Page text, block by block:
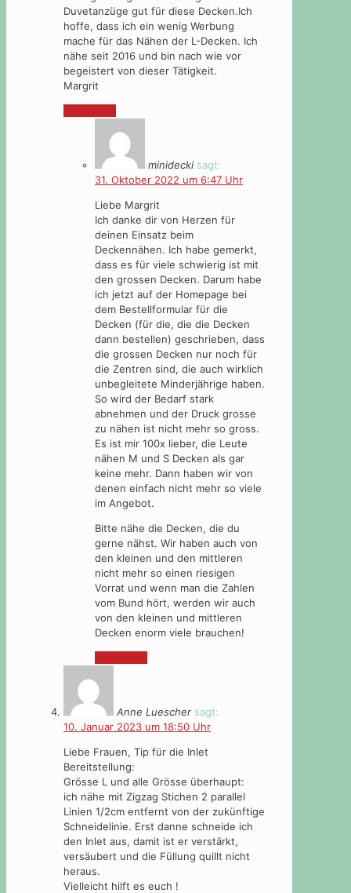
Duvetanzüge gut für diese Decken.Ich
hoffe, dass ich ein wenig Werbung
mache für das Nähen der L-Decken. Ich
nähe seit 2016 und bin nach wie vor
begeistert von dieser Tätigkeit.
Margrit
minidecki sagt:
31. Oktober 2022 um 6:47 Uhr
Liebe Margrit
Ich danke dir von Herzen für
deinen Einsatz beim
Deckennähen. Ich habe gemerkt,
dass es für viele schwierig ist mit
den grossen Decken. Darum habe
ich jetzt auf der Homepage bei
dem Bestellformular für die
Decken (für die, die die Decken
dann bestellen) geschrieben, dass
die grossen Decken nur noch für
die Zentren sind, die auch wirklich
unbegleitete Minderjährige haben.
So wird der Bedarf stark
abnehmen und der Druck grosse
zu nähen ist nicht mehr so gross.
Es ist mir 100x lieber, die Leute
nähen M und S Decken als gar
keine mehr. Dann haben wir von
denen einfach nicht mehr so viele
im Angebot.
Bitte nähe die Decken, die du
gerne nähst. Wir haben auch von
den kleinen und den mittleren
nicht mehr so einen riesigen
Vorrat und wenn man die Zahlen
vom Bund hört, werden wir auch
von den kleinen und mittleren
Decken enorm viele brauchen!
Anne Luescher sagt:
10. Januar 2023 um 18:50 Uhr
Liebe Frauen, Tip für die Inlet
Bereitstellung:
Grösse L und alle Grösse überhaupt:
ich nähe mit Zigzag Stichen 2 parallel
Linien 1/2cm entfernt von der zukünftige
Schneidelinie. Erst danne schneide ich
den Inlet aus, damit ist er verstärkt,
versäubert und die Füllung quillt nicht
heraus.
Vielleicht hilft es euch !